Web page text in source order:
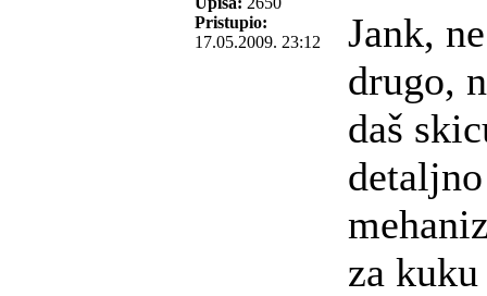
Pristupio:
17.05.2009. 23:12
Jank,
drugo,
daš
za